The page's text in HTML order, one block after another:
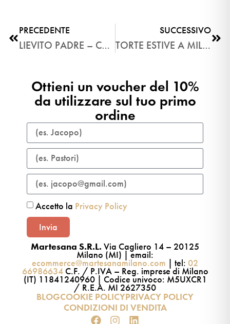
PRECEDENTE
LIEVITO PADRE – CAPITOLO 12: PRODUZIONE, DOVE LA PRECISIONE DIVENTA GESTO NEL LABORATORIO MARTESANA
SUCCESSIVO
TORTE ESTIVE A MILANO: QUALI SCEGLIERE E DOVE TROVARLE
Ottieni un voucher del 10%
da utilizzare sul tuo primo
ordine​
Accetto la Privacy Policy
Invia
Martesana S.R.L. Via Cagliero 14 – 20125
Milano (MI) | email:
ecommerce@martesanamilano.com | tel: 02
66986634C.F. / P.IVA – Reg. imprese di Milano
(IT) 11841240960 | Codice univoco: M5UXCR1
/ R.E.A. MI 2627350
BLOGCOOKIE POLICYPRIVACY POLICY
CONDIZIONI DI VENDITA